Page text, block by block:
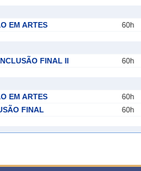
EM ARTES 60h
FINAL II 60h
EM ARTES 60h
FINAL 60h